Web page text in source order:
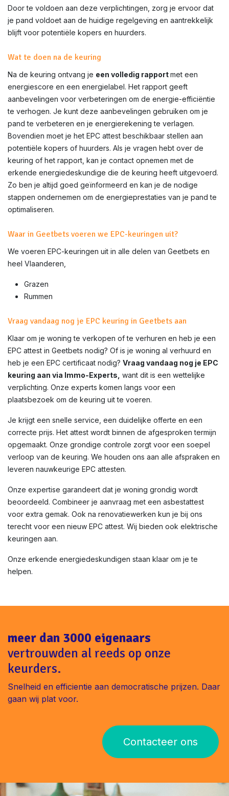
Door te voldoen aan deze verplichtingen, zorg je ervoor dat
je pand voldoet aan de huidige regelgeving en aantrekkelijk
blijft voor potentiële kopers en huurders.
Wat te doen na de keuring
Na de keuring ontvang je een volledig rapportmet een
energiescore en een energielabel. Het rapport geeft
aanbevelingen voor verbeteringen om de energie-efficiëntie
te verhogen. Je kunt deze aanbevelingen gebruiken om je
pand te verbeteren en je energierekening te verlagen.
Bovendien moet je het EPC attest beschikbaar stellen aan
potentiële kopers of huurders. Als je vragen hebt over de
keuring of het rapport, kan je contact opnemen met de
erkende energiedeskundige die de keuring heeft uitgevoerd.
Zo ben je altijd goed geïnformeerd en kan je de nodige
stappen ondernemen om de energieprestaties van je pand te
optimaliseren.
Waar in Geetbets voeren we EPC-keuringen uit?
We voeren EPC-keuringen uit in alle delen van Geetbets en
heel Vlaanderen,
Grazen
Rummen
Vraag vandaag nog je EPC keuring in Geetbets aan
Klaar om je woning te verkopen of te verhuren en heb je een
EPC attest in Geetbets nodig? Of is je woning al verhuurd en
heb je een EPC certificaat nodig? Vraag vandaag nog je EPC
keuring aan via Immo-Experts, want dit is een wettelijke
verplichting. Onze experts komen langs voor een
plaatsbezoek om de keuring uit te voeren.
Je krijgt een snelle service, een duidelijke offerte en een
correcte prijs. Het attest wordt binnen de afgesproken termijn
opgemaakt. Onze grondige controle zorgt voor een soepel
verloop van de keuring. We houden ons aan alle afspraken en
leveren nauwkeurige EPC attesten.
Onze expertise garandeert dat je woning grondig wordt
beoordeeld. Combineer je aanvraag met een asbestattest
voor extra gemak. Ook na renovatiewerken kun je bij ons
terecht voor een nieuw EPC attest. Wij bieden ook elektrische
keuringen aan.
Onze erkende energiedeskundigen staan klaar om je te
helpen.
meer dan 3000 eigenaars
vertrouwden al reeds op onze
keurders.
Snelheid en efficientie aan democratische prijzen. Daar
gaan wij plat voor.
Contacteer ons